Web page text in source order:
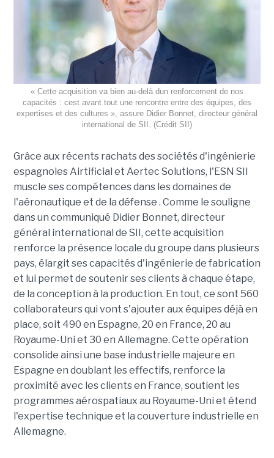
« Cette acquisition va bien au-delà dun renforcement de nos
capacités : cest avant tout une rencontre entre des équipes, des
expertises et des cultures », assure Didier Bonnet, directeur général
international de SII. (Crédit SII)
Grâce aux récents rachats des sociétés d'ingénierie
espagnoles Airtificial et Aertec Solutions, l'ESN SII
muscle ses compétences dans les domaines de
l'aéronautique et de la défense . Comme le souligne
dans un communiqué Didier Bonnet, directeur
général international de SII, cette acquisition
renforce la présence locale du groupe dans plusieurs
pays, élargit ses capacités d'ingénierie de fabrication
et lui permet de soutenir ses clients à chaque étape,
de la conception à la production. En tout, ce sont 560
collaborateurs qui vont s'ajouter aux équipes déjà en
place, soit 490 en Espagne, 20 en France, 20 au
Royaume-Uni et 30 en Allemagne. Cette opération
consolide ainsi une base industrielle majeure en
Espagne en doublant les effectifs, renforce la
proximité avec les clients en France, soutient les
programmes aérospatiaux au Royaume-Uni et étend
l'expertise technique et la couverture industrielle en
Allemagne.